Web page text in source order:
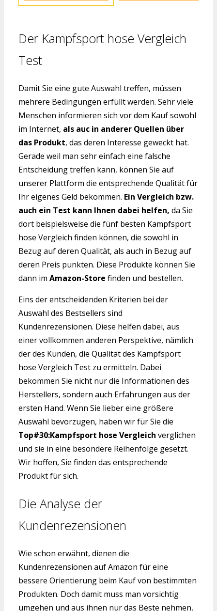
Der Kampfsport hose Vergleich
Test
Damit Sie eine gute Auswahl treffen, müssen
mehrere Bedingungen erfüllt werden. Sehr viele
Menschen informieren sich vor dem Kauf sowohl
im Internet, als auc in anderer Quellen über
das Produkt, das deren Interesse geweckt hat.
Gerade weil man sehr einfach eine falsche
Entscheidung treffen kann, können Sie auf
unserer Plattform die entsprechende Qualität für
Ihr eigenes Geld bekommen. Ein Vergleich bzw.
auch ein Test kann Ihnen dabei helfen, da Sie
dort beispielsweise die fünf besten Kampfsport
hose Vergleich finden können, die sowohl in
Bezug auf deren Qualität, als auch in Bezug auf
deren Preis punkten. Diese Produkte können Sie
dann im Amazon-Store finden und bestellen.
Eins der entscheidenden Kriterien bei der
Auswahl des Bestsellers sind
Kundenrezensionen. Diese helfen dabei, aus
einer vollkommen anderen Perspektive, nämlich
der des Kunden, die Qualität des Kampfsport
hose Vergleich Test zu ermitteln. Dabei
bekommen Sie nicht nur die Informationen des
Herstellers, sondern auch Erfahrungen aus der
ersten Hand. Wenn Sie lieber eine größere
Auswahl bevorzugen, haben wir für Sie die
Top#30:Kampfsport hose Vergleich verglichen
und sie in eine besondere Reihenfolge gesetzt.
Wir hoffen, Sie finden das entsprechende
Produkt für sich.
Die Analyse der
Kundenrezensionen
Wie schon erwähnt, dienen die
Kundenrezensionen auf Amazon für eine
bessere Orientierung beim Kauf von bestimmten
Produkten. Doch damit muss man vorsichtig
umgehen und aus ihnen nur das Beste nehmen,